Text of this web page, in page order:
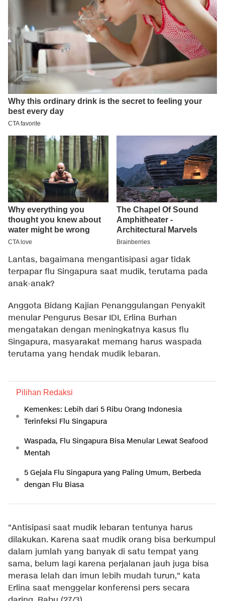
Lantas, bagaimana mengantisipasi agar tidak
terpapar flu Singapura saat mudik, terutama pada
anak-anak?
Anggota Bidang Kajian Penanggulangan Penyakit
menular Pengurus Besar IDI, Erlina Burhan
mengatakan dengan meningkatnya kasus flu
Singapura, masyarakat memang harus waspada
terutama yang hendak mudik lebaran.
Pilihan Redaksi
Kemenkes: Lebih dari 5 Ribu Orang Indonesia
Terinfeksi Flu Singapura
Waspada, Flu Singapura Bisa Menular Lewat Seafood
Mentah
5 Gejala Flu Singapura yang Paling Umum, Berbeda
dengan Flu Biasa
"Antisipasi saat mudik lebaran tentunya harus
dilakukan. Karena saat mudik orang bisa berkumpul
dalam jumlah yang banyak di satu tempat yang
sama, belum lagi karena perjalanan jauh juga bisa
merasa lelah dan imun lebih mudah turun," kata
Erlina saat menggelar konferensi pers secara